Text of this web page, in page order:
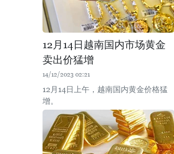
12月14日越南国内市场黄金
卖出价猛增
14/12/2023 02:21
12月14日上午，越南国内黄金价格猛
增。